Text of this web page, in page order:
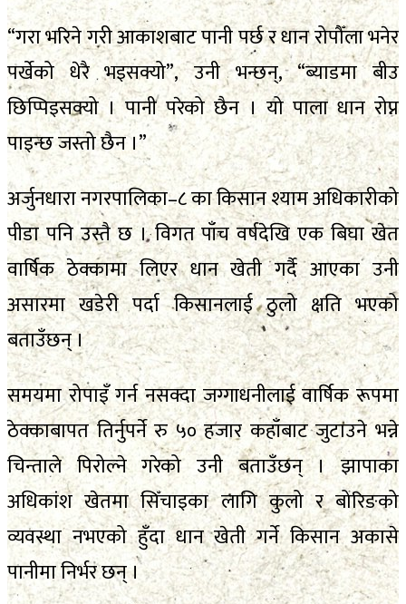
“गरा भरिने गरी आकाशबाट पानी पर्छ र धान रोपौँला भनेर
पर्खेको धेरै भइसक्यो”, उनी भन्छन्, “ब्याडमा बीउ
छिप्पिइसक्यो । पानी परेको छैन । यो पाला धान रोप्न
पाइन्छ जस्तो छैन ।”
अर्जुनधारा नगरपालिका–८ का किसान श्याम अधिकारीको
पीडा पनि उस्तै छ । विगत पाँच वर्षदेखि एक बिघा खेत
वार्षिक ठेक्कामा लिएर धान खेती गर्दै आएका उनी
असारमा खडेरी पर्दा किसानलाई ठुलो क्षति भएको
बताउँछन् ।
समयमा रोपाइँ गर्न नसक्दा जग्गाधनीलाई वार्षिक रूपमा
ठेक्काबापत तिर्नुपर्ने रु ५० हजार कहाँबाट जुटाउने भन्ने
चिन्ताले पिरोल्ने गरेको उनी बताउँछन् । झापाका
अधिकांश खेतमा सिँचाइका लागि कुलो र बोरिङको
व्यवस्था नभएको हुँदा धान खेती गर्ने किसान अकासे
पानीमा निर्भर छन् ।